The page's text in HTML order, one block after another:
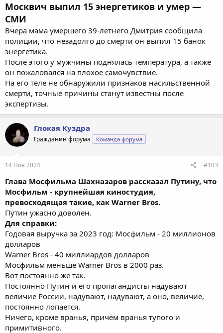
Москвич выпил 15 энергетиков и умер —
СМИ
Вчера мама умершего 39-летнего Дмитрия сообщила
полиции, что незадолго до смерти он выпил 15 банок
энергетика.
После этого у мужчины поднялась температура, а также
он пожаловался на плохое самочувствие.
На его теле не обнаружили признаков насильственной
смерти, точные причины станут известны после
экспертизы.
Глокая Куздра
Гражданин форума Команда форума
14 Ноя 2024 #103
Глава Мосфильма Шахназаров рассказал Путину, что
Мосфильм - крупнейшая киностудия,
превосходящая такие, как Warner Bros.
Путин ужасно доволен.
Для справки:
Годовая выручка за 2023 год: Мосфильм - 20 миллионов
долларов
Warner Bros - 40 миллиардов долларов
Мосфильм меньше Warner Bros в 2000 раз.
Вот постоянно же так.
Постоянно Путин и его пропагандисты надувают
величие России, надувают, надувают, а оно, величие,
постоянно лопается.
Ничего, кроме вранья, причём вранья тупого и
примитивного.